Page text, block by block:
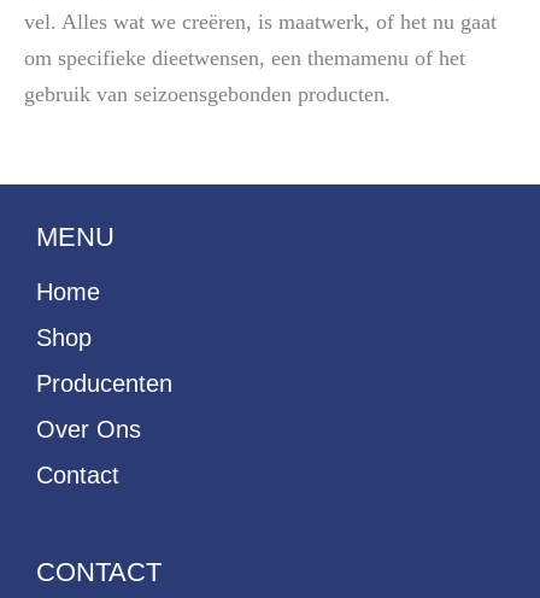
vel. Alles wat we creëren, is maatwerk, of het nu gaat
om specifieke dieetwensen, een themamenu of het
gebruik van seizoensgebonden producten.
MENU
Home
Shop
Producenten
Over Ons
Contact
CONTACT